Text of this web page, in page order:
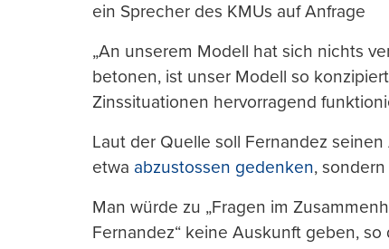
ein Sprecher des KMUs auf Anfrage
„An unserem Modell hat sich nichts
betonen, ist unser Modell so
Zinssituationen hervorragend
Laut der Quelle soll Fernandez
etwa abzustossen gedenken,
Man würde zu „Fragen im
Fernandez“ keine Auskunft geben, so